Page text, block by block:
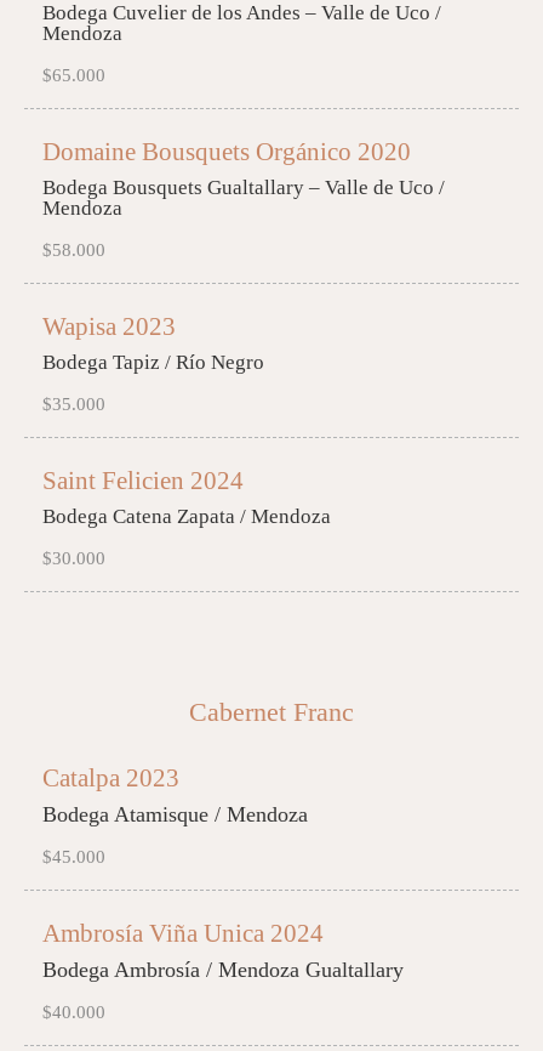
Bodega Cuvelier de los Andes – Valle de Uco /
Mendoza
$65.000
Domaine Bousquets Orgánico 2020
Bodega Bousquets Gualtallary – Valle de Uco /
Mendoza
$58.000
Wapisa 2023
Bodega Tapiz / Río Negro
$35.000
Saint Felicien 2024
Bodega Catena Zapata / Mendoza
$30.000
Cabernet Franc
Catalpa 2023
Bodega Atamisque / Mendoza
$45.000
Ambrosía Viña Unica 2024
Bodega Ambrosía / Mendoza Gualtallary
$40.000